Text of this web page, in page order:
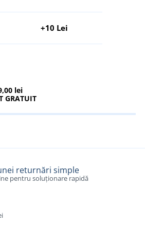
+10 Lei
lei
GRATUIT
returnări simple
pentru soluționare rapidă